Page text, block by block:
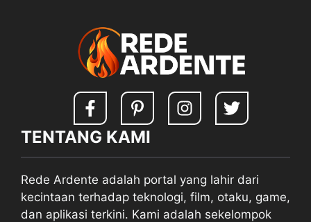
TENTANG KAMI
Rede Ardente adalah portal yang lahir dari
kecintaan terhadap teknologi, film, otaku, game,
dan aplikasi terkini. Kami adalah sekelompok